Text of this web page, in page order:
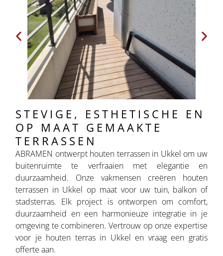
STEVIGE, ESTHETISCHE EN
OP MAAT GEMAAKTE
TERRASSEN
ABRAMEN ontwerpt houten terrassen in Ukkel om uw
buitenruimte te verfraaien met elegantie en
duurzaamheid. Onze vakmensen creëren houten
terrassen in Ukkel op maat voor uw tuin, balkon of
stadsterras. Elk project is ontworpen om comfort,
duurzaamheid en een harmonieuze integratie in je
omgeving te combineren. Vertrouw op onze expertise
voor je houten terras in Ukkel en vraag een gratis
offerte aan.